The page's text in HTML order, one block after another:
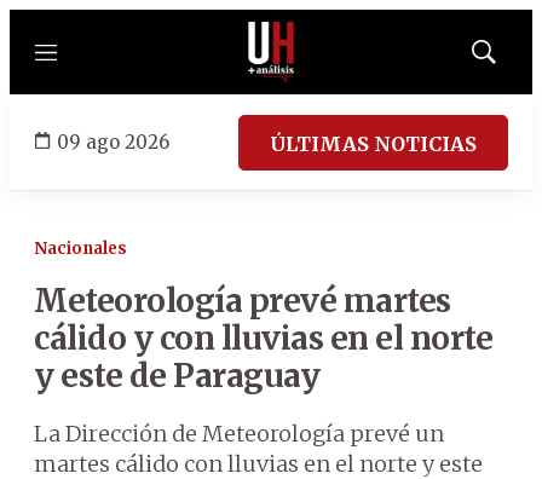
Menú
Mostrar
09 ago 2026 ÚLTIMAS NOTICIAS
Nacionales
Meteorología prevé martes
cálido y con lluvias en el norte
y este de Paraguay
La Dirección de Meteorología prevé un
martes cálido con lluvias en el norte y este